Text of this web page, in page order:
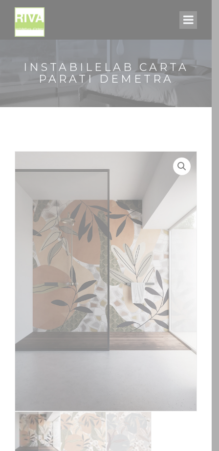
INSTABILELAB CARTA
PARATI DEMETRA